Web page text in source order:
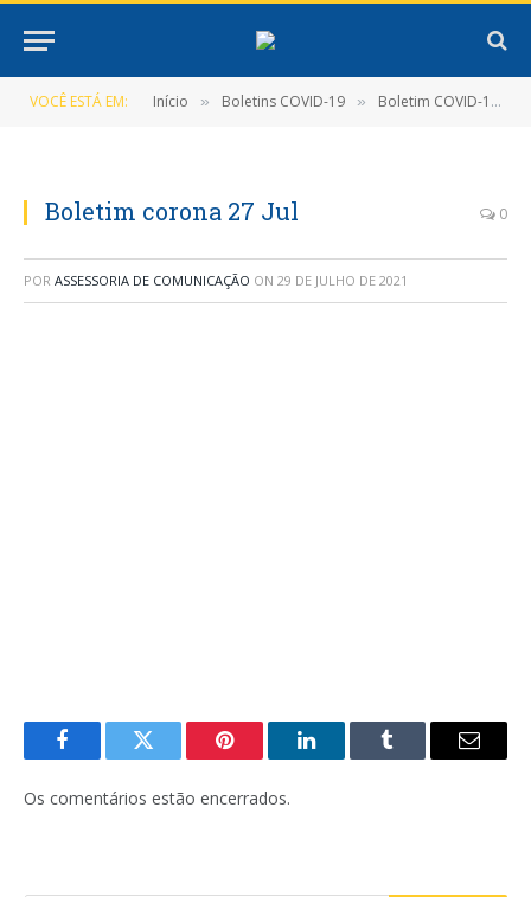
VOCÊ ESTÁ EM: Início » Boletins COVID-19 » Boletim COVID-19 (27/07/2021)
Boletim corona 27 Jul 0
POR ASSESSORIA DE COMUNICAÇÃO ON 29 DE JULHO DE 2021
FacebookTwitter Pinterest LinkedInTumblr
E-
Os comentários estão encerrados.